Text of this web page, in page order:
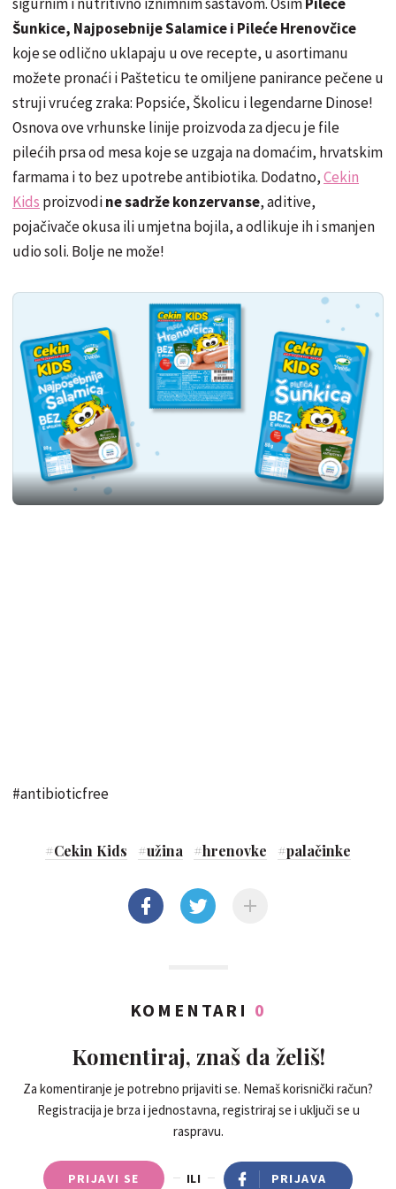
Šunkice, Najposebnije Salamice i Pileće Hrenovčice
koje se odlično uklapaju u ove recepte, u asortimanu
možete pronaći i Pašteticu te omiljene panirance pečene u
struji vrućeg zraka: Popsiće, Školicu i legendarne Dinose!
Osnova ove vrhunske linije proizvoda za djecu je file
pilećih prsa od mesa koje se uzgaja na domaćim, hrvatskim
farmama i to bez upotrebe antibiotika. Dodatno,Cekin
Kids proizvodine sadrže konzervanse, aditive,
pojačivače okusa ili umjetna bojila, a odlikuje ih i smanjen
udio soli. Bolje ne može!
#antibioticfree
#Cekin Kids #užina #hrenovke #palačinke
KOMENTARI 0
Komentiraj, znaš da želiš!
Za komentiranje je potrebno prijaviti se. Nemaš korisnički račun?
Registracija je brza i jednostavna, registriraj se i uključi se u
raspravu.
PRIJAVI SE ILI PRIJAVA